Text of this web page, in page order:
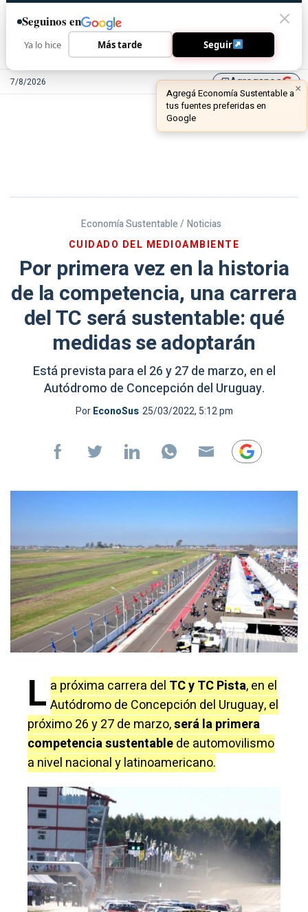
7/8/2026 library_addAgreganos
Economía Sustentable / Noticias
CUIDADO DEL MEDIOAMBIENTE
Por primera vez en la historia
de la competencia, una carrera
del TC será sustentable: qué
medidas se adoptarán
Está prevista para el 26 y 27 de marzo, en el
Autódromo de Concepción del Uruguay.
PorEconoSus 25/03/2022, 5:12 pm
L a próxima carrera del TC y TC Pista, en el
Autódromo de Concepción del Uruguay, el
próximo 26 y 27 de marzo,será la primera
competencia sustentablede automovilismo
a nivel nacional y latinoamericano.
Seguinos en
Ya lo hice Más tarde Seguir